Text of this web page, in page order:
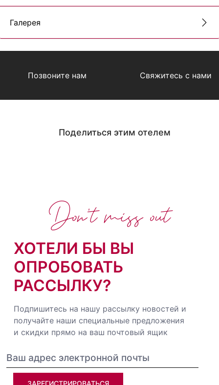
Галерея
Позвоните нам Свяжитесь с нами
Поделиться этим отелем
ХОТЕЛИ БЫ ВЫ
ОПРОБОВАТЬ
РАССЫЛКУ?
Подпишитесь на нашу рассылку новостей и
получайте наши специальные предложения
и скидки прямо на ваш почтовый ящик
Don't miss out